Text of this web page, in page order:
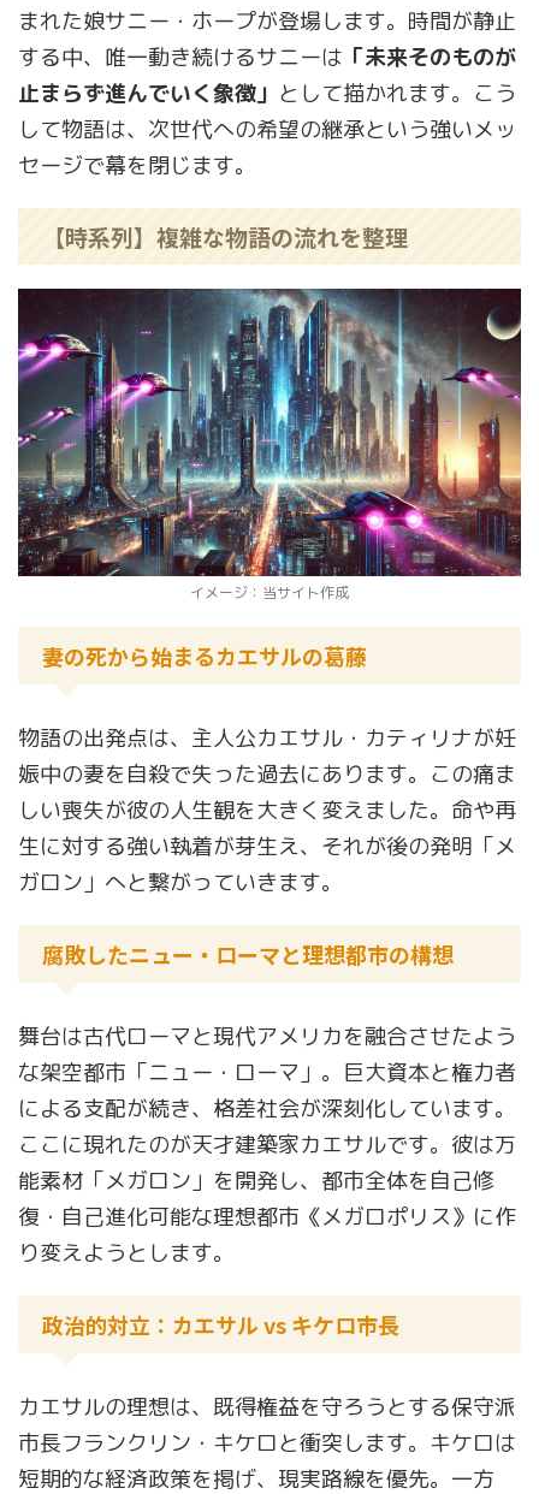
まれた娘サニー・ホープが登場します。時間が静止
する中、唯一動き続けるサニーは 「未来そのものが
止まらず進んでいく象徴」 として描かれます。こう
して物語は、次世代への希望の継承という強いメッ
セージで幕を閉じます。
【時系列】複雑な物語の流れを整理
イメージ：当サイト作成
妻の死から始まるカエサルの葛藤
物語の出発点は、主人公カエサル・カティリナが妊
娠中の妻を自殺で失った過去にあります。この痛ま
しい喪失が彼の人生観を大きく変えました。命や再
生に対する強い執着が芽生え、それが後の発明「メ
ガロン」へと繋がっていきます。
腐敗したニュー・ローマと理想都市の構想
舞台は古代ローマと現代アメリカを融合させたよう
な架空都市「ニュー・ローマ」。巨大資本と権力者
による支配が続き、格差社会が深刻化しています。
ここに現れたのが天才建築家カエサルです。彼は万
能素材「メガロン」を開発し、都市全体を自己修
復・自己進化可能な理想都市《メガロポリス》に作
り変えようとします。
政治的対立：カエサル vs キケロ市長
カエサルの理想は、既得権益を守ろうとする保守派
市長フランクリン・キケロと衝突します。キケロは
短期的な経済政策を掲げ、現実路線を優先。一方